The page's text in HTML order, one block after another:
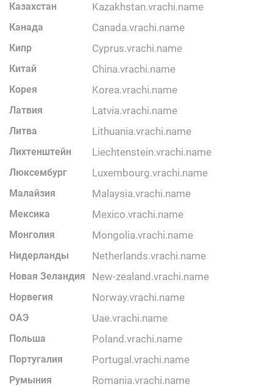
Казахстан kazakhstan.vrachi.name
Канада canada.vrachi.name
Кипр cyprus.vrachi.name
Китай china.vrachi.name
Корея korea.vrachi.name
Латвия latvia.vrachi.name
Литва lithuania.vrachi.name
Лихтенштейн liechtenstein.vrachi.name
Люксембург luxembourg.vrachi.name
Малайзия malaysia.vrachi.name
Мексика mexico.vrachi.name
Монголия mongolia.vrachi.name
Нидерланды netherlands.vrachi.name
Новая Зеландия new-zealand.vrachi.name
Норвегия norway.vrachi.name
ОАЭ uae.vrachi.name
Польша poland.vrachi.name
Португалия portugal.vrachi.name
Румыния romania.vrachi.name